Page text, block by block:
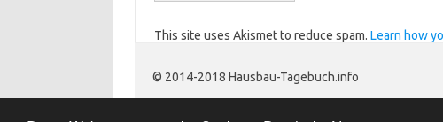
This site uses Akismet to reduce spam. Learn how
© 2014-2018 Hausbau-Tagebuch.info